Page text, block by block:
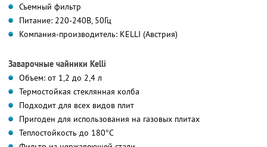
Съемный фильтр
Питание: 220-240В, 50Гц
Компания-производитель: KELLI (Австрия)
Заварочные чайники Kelli
Объем: от 1,2 до 2,4 л
Термостойкая стеклянная колба
Подходит для всех видов плит
Пригоден для использования на газовых плитах
Теплостойкость до 180°С